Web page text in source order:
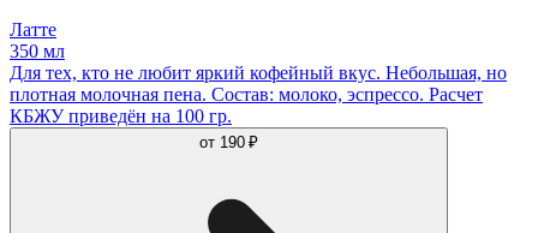
Латте
350 мл
Для тех, кто не любит яркий кофейный вкус. Небольшая, но
плотная молочная пена. Состав: молоко, эспрессо. Расчет
КБЖУ приведён на 100 гр.
от 190 ₽